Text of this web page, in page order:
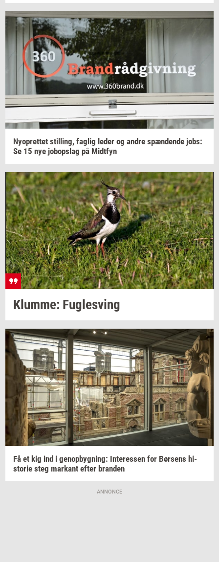
Ny­op­ret­tet stil­ling, fag­lig leder og andre spæn­den­de jobs:
Se 15 nye jo­bop­slag på Midt­fyn
Klum­me: Fug­lesving
Få et kig ind i genop­byg­ning: In­ter­es­sen for Bør­sens hi­
sto­rie steg mar­kant efter bran­den
ANNONCE